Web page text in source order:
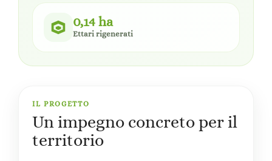
0,14 ha
Ettari rigenerati
IL PROGETTO
Un impegno concreto per il
territorio